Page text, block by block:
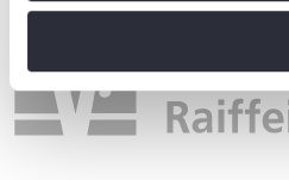
soziale Medien anbieten zu
analysieren. Außerdem geben